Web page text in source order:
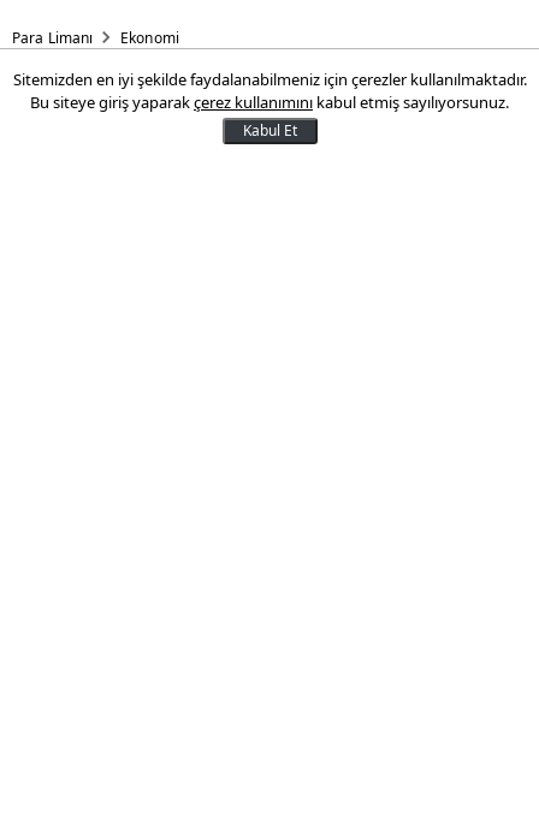
Para Limanı Ekonomi
Bakan Şimşek: Uluslararası
yatırımcıların güvenini
Sitemizden en iyi şekilde faydalanabilmeniz için çerezler kullanılmaktadır.
Bu siteye giriş yaparakçerez kullanımını kabul etmiş sayılıyorsunuz.
Kabul Et